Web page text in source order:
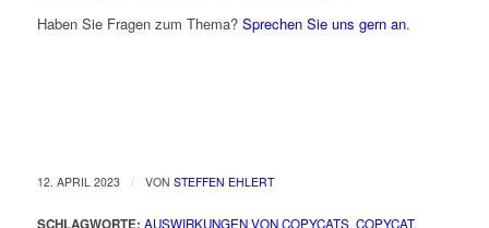
Haben Sie Fragen zum Thema? Sprechen Sie uns gern an.
12. APRIL 2023 / VON STEFFEN EHLERT
SCHLAGWORTE: AUSWIRKUNGEN VON COPYCATS, COPYCAT,